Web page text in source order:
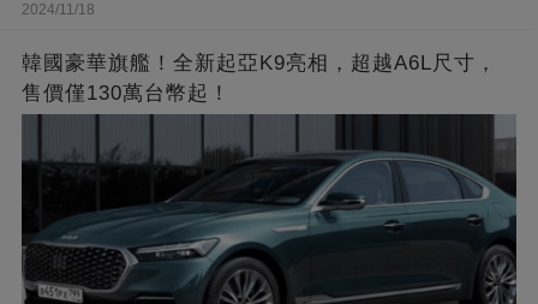
2024/11/18
韓國豪華旗艦！全新起亞K9亮相，超越A6L尺寸，
售價僅130萬台幣起！